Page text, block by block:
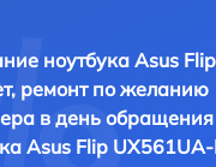
ноутбука Asus
ремонт по желанию
в день обращения
Asus Flip